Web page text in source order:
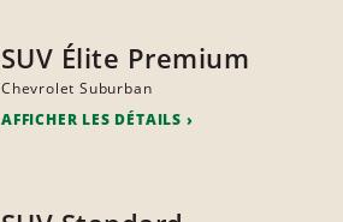
SUV Élite Premium
Chevrolet Suburban
AFFICHER LES DÉTAILS